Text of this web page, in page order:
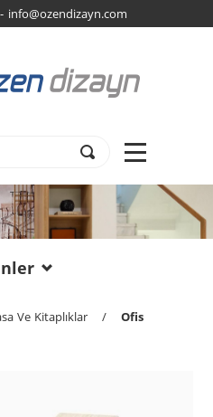
info@ozendizayn.com
Ve Kitaplıklar /
Ofis